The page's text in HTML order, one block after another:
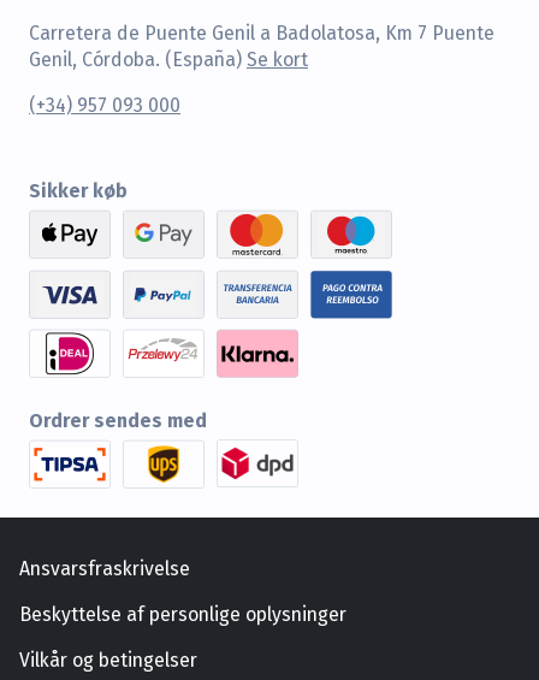
Carretera de Puente Genil a Badolatosa, Km 7 Puente
Genil, Córdoba. (España)Se kort
(+34) 957 093 000
Sikker køb
Ordrer sendes med
Ansvarsfraskrivelse
Beskyttelse af personlige oplysninger
Vilkår og betingelser